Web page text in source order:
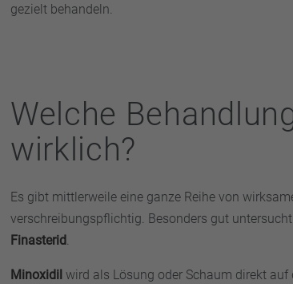
gezielt behandeln.
Welche
wirklich?
Es gibt mittlerweile eine ganze Reihe von
verschreibungspflichtig. Besonders gut
Finasterid
Minoxidil wird als Lösung oder Schaum direkt